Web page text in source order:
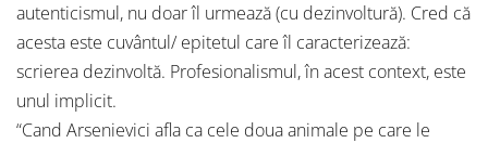
autenticismul, nu doar îl urmează (cu dezinvoltură). Cred că
acesta este cuvântul/ epitetul care îl caracterizează:
scrierea dezinvoltă. Profesionalismul, în acest context, este
unul implicit.
“Cand Arsenievici afla ca cele doua animale pe care le